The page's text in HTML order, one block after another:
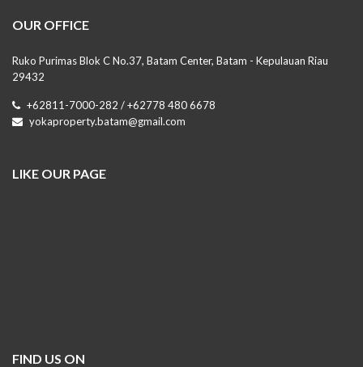
OUR OFFICE
Ruko Purimas Blok C No.37, Batam Center, Batam - Kepulauan Riau
29432
+62811-7000-282 / +62778 480 6678
yokaproperty.batam@gmail.com
LIKE OUR PAGE
FIND US ON